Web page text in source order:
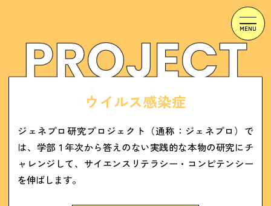
ウイルス感染症
ジェネプロ研究プロジェクト（通称：ジェネプロ）で
は、学部１年次から答えのない実践的な本物の研究にチ
ャレンジして、サイエンスリテラシー・コンピテンシー
を伸ばします。